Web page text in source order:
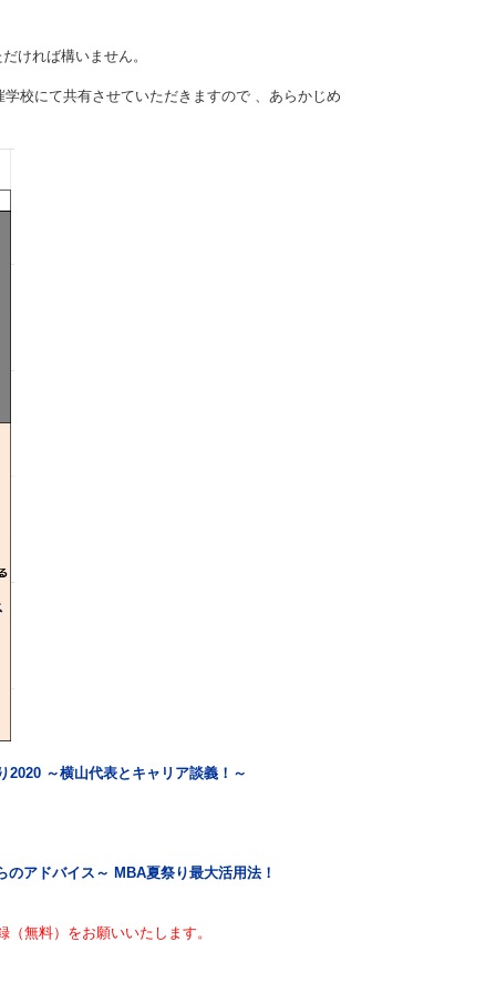
ければ構いません。
校にて共有させていただきますので 、あらかじめ
～横山代表とキャリア談義！～
アドバイス～ MBA夏祭り最大活用法！
無料）をお願いいたします。